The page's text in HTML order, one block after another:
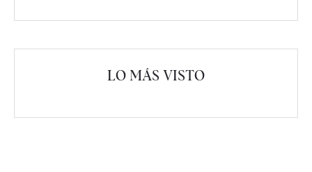
LO MÁS VISTO